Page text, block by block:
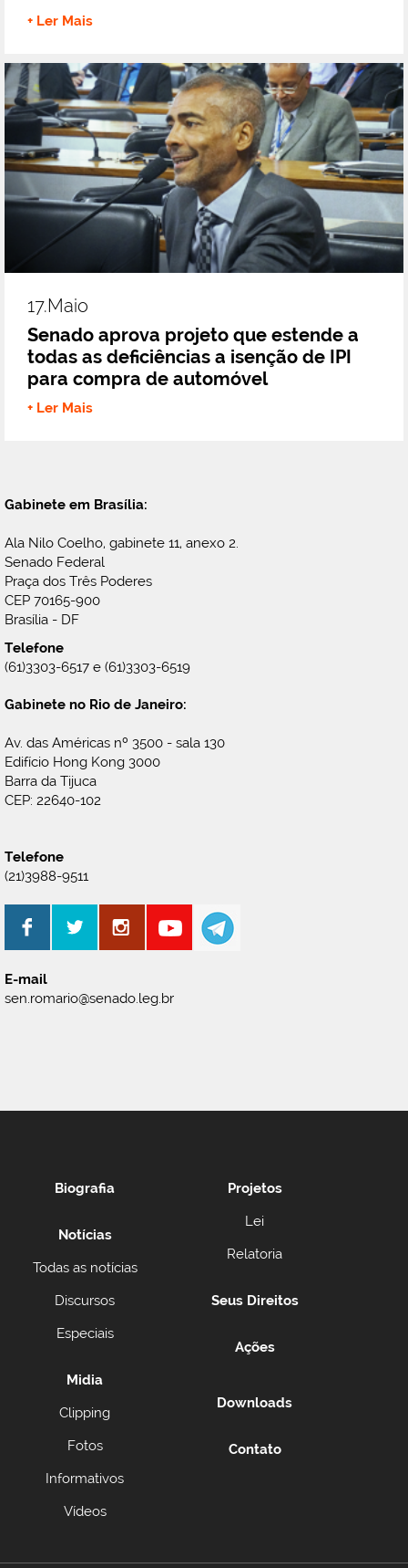
+ Ler Mais
17.maio
Senado aprova projeto que estende a
todas as deficiências a isenção de IPI
para compra de automóvel
+ Ler Mais
Gabinete em Brasília:
Ala Nilo Coelho, gabinete 11, anexo 2.
Senado Federal
Praça dos Três Poderes
CEP 70165-900
Brasília - DF
Telefone
(61)3303-6517 e (61)3303-6519
Gabinete no Rio de Janeiro:
Av. das Américas nº 3500 - sala 130
Edifício Hong Kong 3000
Barra da Tijuca
CEP: 22640-102
Telefone
(21)3988-9511
E-mail
sen.romario@senado.leg.br
Biografia
Notícias
Todas as notícias
Discursos
Especiais
Midia
Clipping
Fotos
Informativos
Vídeos
Projetos
Lei
Relatoria
Seus Direitos
Ações
Downloads
Contato